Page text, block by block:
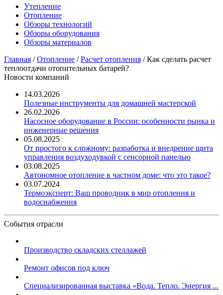
Утепление
Отопление
Обзоры технологий
Обзоры оборудования
Обзоры материалов
Главная /Отопление /Расчет отопления /Как сделать расчет
теплоотдачи отопительных батарей?
Новости компаний
14.03.2026
Полезные инструменты для домашней мастерской
26.02.2026
Насосное оборудование в России: особенности рынка и
инженерные решения
05.08.2025
От простого к сложному: разработка и внедрение щита
управления воздуходувкой с сенсорной панелью
03.08.2025
Автономное отопление в частном доме: что это такое?
03.07.2024
Термоэксперт: Ваш проводник в мир отопления и
водоснабжения
События отрасли
Производство складских стеллажей
Ремонт офисов под ключ
Специализированная выставка «Вода. Тепло. Энергия ...